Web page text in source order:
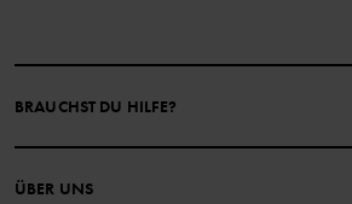
BRAUCHST DU HILFE?
NIMM KONTAKT ZU UNS AUF
ÜBER UNS